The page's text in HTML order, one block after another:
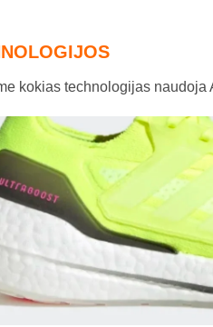
kokias technologijas naudoja